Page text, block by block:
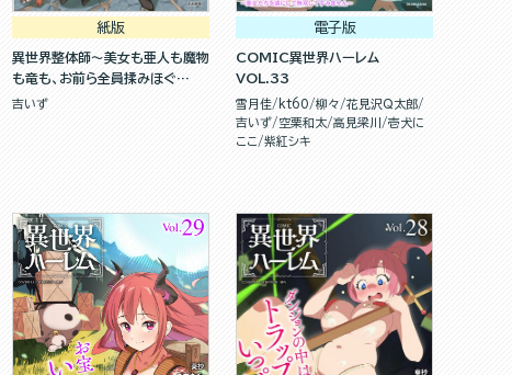
紙版
異世界整体師～美女も亜人も魔物
も竜も、お前ら全員揉みほぐ
す！！～(２)
吉いず
電子版
COMIC異世界ハーレム
VOL.33
雪月佳 kt60 柳々
花見沢Q太郎
吉いず
空栗和太 高見梁川
壱犬に
ここ
紫紅シキ